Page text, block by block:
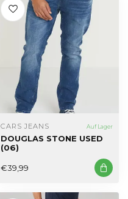
CARS JEANS Auf Lager
DOUGLAS STONE USED
(06)
€39,99